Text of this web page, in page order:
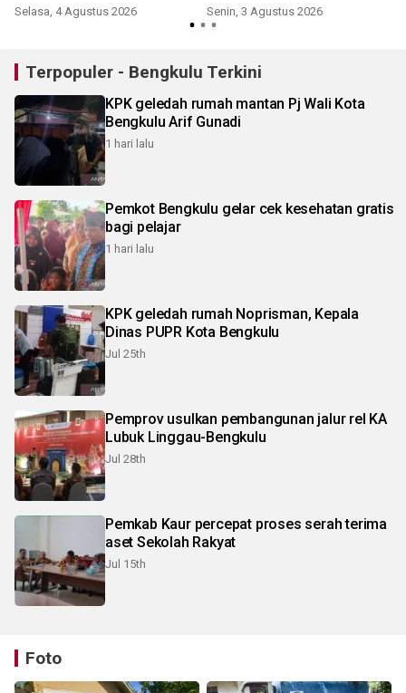
Selasa, 4 Agustus 2026 Senin, 3 Agustus 2026
Terpopuler - Bengkulu Terkini
KPK geledah rumah mantan Pj Wali Kota
Bengkulu Arif Gunadi
1 hari lalu
Pemkot Bengkulu gelar cek kesehatan gratis
bagi pelajar
1 hari lalu
KPK geledah rumah Noprisman, Kepala
Dinas PUPR Kota Bengkulu
Jul 25th
Pemprov usulkan pembangunan jalur rel KA
Lubuk Linggau-Bengkulu
Jul 28th
Pemkab Kaur percepat proses serah terima
aset Sekolah Rakyat
Jul 15th
Foto